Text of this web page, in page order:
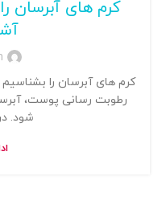
کرم های آبرسان
کرم های آبرسان را
رطوبت رسانی پوست،
شود.